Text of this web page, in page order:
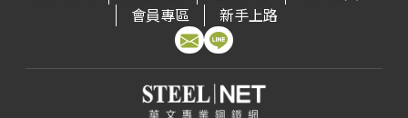
會員專區
新手上路